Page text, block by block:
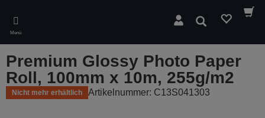
main
content
Menü
Suchen
Premium Glossy Photo Paper
Roll, 100mm x 10m, 255g/m2
Nicht mehr erhältlich Artikelnummer: C13S041303